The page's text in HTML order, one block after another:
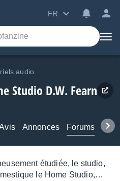
FR
audio
Studio D.W. Fearn
Annonces Forums
étudiée, le studio,
le Home Studio,